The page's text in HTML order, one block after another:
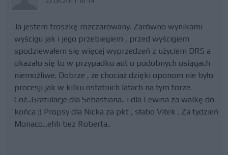
Ja jestem troszkę rozczarowany. Zarówno wynikami
wyścigu jak i jego przebiegiem , przed wyścigiem
spodziewałem się więcej wyprzedzeń z użyciem DRS a
okazało się to w przypadku aut o podobnych osiągach
niemożliwe. Dobrze , że chociaż dzięki oponom nie było
procesji jak w kilku ostatnich latach na tym torze.
Coż...Gratulacje dla Sebastiana.. i dla Lewisa za walkę do
końca :) Propsy dla Nicka za pkt , słabo Vitek . Za tydzień
Monaco...ehh bez Roberta..